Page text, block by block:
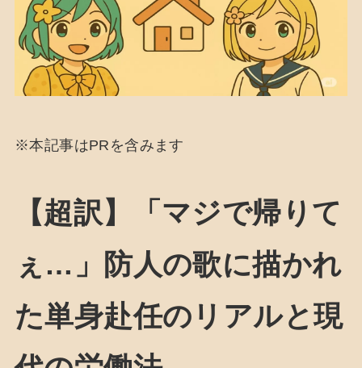
※本記事はPRを含みます
【超訳】「マジで帰りて
ぇ…」防人の歌に描かれ
た単身赴任のリアルと現